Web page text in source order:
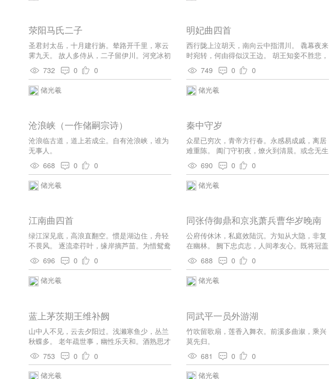
荥阳马氏二子
圣君封太岳，十月建行旃。辇路开千里，寒云
霁九天。 故人多侍从，二子留伊川。河兖冰初
合，关城月屡圆。 暝过荥水上，闻说郑卿贤。
材蔽行人右，名居东里先。 制岩开别业，桑柘
亦依然。待至金园侧，相将居一廛。
732 0
0
储光羲
明妃曲四首
西行陇上泣胡天，南向云中指渭川。 毳幕夜来
时宛转，何由得似汉王边。 胡王知妾不胜悲，
乐府皆传汉国辞。 朝来马上箜篌引，稍似宫中
闲夜时。 日暮惊沙乱雪飞，傍人相劝易罗衣。
强来前殿看歌舞，共待单于夜猎归。 彩骑双双
引宝车，羌笛两两奏胡笳。 若为别得横桥路，
749 0
0
储光羲
沧浪峡（一作储嗣宗诗）
沧浪临古道，道上若成尘。自有沧浪峡，谁为
无事人。
668
0
0
储光羲
秦中守岁
众星已穷次，青帝方行春。永感易成戚，离居
难重陈。 阖门守初夜，燎火到清晨。或念无生
法，多伤未出尘。 广庭日将晏，虚室自为宾。
愿以桑榆末，常逢甲子新。
690 0
0
储光羲
江南曲四首
绿江深见底，高浪直翻空。惯是湖边住，舟轻
不畏风。 逐流牵荇叶，缘岸摘芦苗。为惜鸳鸯
鸟，轻轻动画桡。 日暮长江里，相邀归渡头。
落花如有意，来去逐船流。 隔江看树色，沿月
听歌声。不是长干住，那从此路行。
696 0
0
储光羲
同张侍御鼎和京兆萧兵曹华岁晚南
园
公府传休沐，私庭效陆沉。方知从大隐，非复
在幽林。 阙下忠贞志，人间孝友心。既将冠盖
雅，仍与薜萝深。 寒变中园柳，春归上苑禽。
池涵青草色，山带白云阴。 潘岳闲居赋，钟期
流水琴。一经当自足，何用遗黄金。
688 0
0
储光羲
蓝上茅茨期王维补阙
山中人不见，云去夕阳过。浅濑寒鱼少，丛兰
秋蝶多。 老年疏世事，幽性乐天和。酒熟思才
子，溪头望玉珂。
753 0
0
储光羲
同武平一员外游湖
竹吹留歌扇，莲香入舞衣。前溪多曲溆，乘兴
莫先归。
681
0
0
储光羲